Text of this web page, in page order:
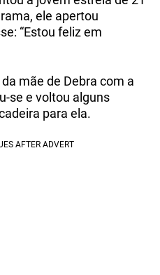
ele apertou
“Estou feliz em
mãe de Debra com a
se e voltou alguns
para ela.